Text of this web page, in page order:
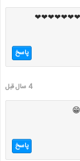
اش ❤❤❤❤❤❤❤
پاسخ
4 سال قبل
پاسخ